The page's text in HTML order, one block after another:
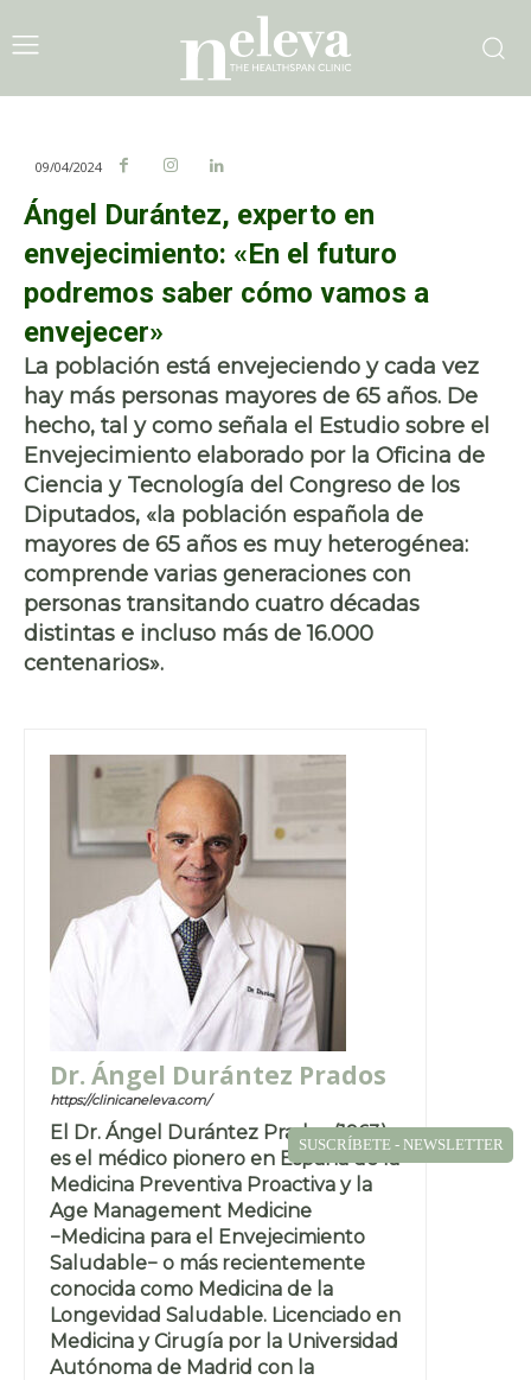
09/04/2024
Ángel Durántez, experto en
envejecimiento: «En el futuro
podremos saber cómo vamos a
envejecer»
La población está envejeciendo y cada vez
hay más personas mayores de 65 años. De
hecho, tal y como señala el Estudio sobre el
Envejecimiento elaborado por la Oficina de
Ciencia y Tecnología del Congreso de los
Diputados, « la población española de
mayores de 65 años es muy heterogénea:
comprende varias generaciones con
personas transitando cuatro décadas
distintas e incluso más de 16.000
centenarios».
Dr. Ángel Durántez Prados
https://clinicaneleva.com/
El Dr. Ángel Durántez Prados (1963)
es el médico pionero en España de la
Medicina Preventiva Proactiva y la
Age Management Medicine
−Medicina para el Envejecimiento
Saludable− o más recientemente
conocida como Medicina de la
Longevidad Saludable. Licenciado en
Medicina y Cirugía por la Universidad
Autónoma de Madrid con la
SUSCRÍBETE - NEWSLETTER